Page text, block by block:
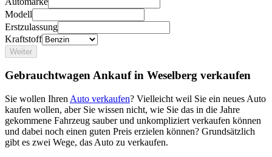
Modell
Erstzulassung
Kraftstoff
Weiter
Gebrauchtwagen Ankauf in Weselberg verkaufen
Sie wollen Ihren Auto verkaufen? Vielleicht weil Sie ein neues Auto
kaufen wollen, aber Sie wissen nicht, wie Sie das in die Jahre
gekommene Fahrzeug sauber und unkompliziert verkaufen können
und dabei noch einen guten Preis erzielen können? Grundsätzlich
gibt es zwei Wege, das Auto zu verkaufen.